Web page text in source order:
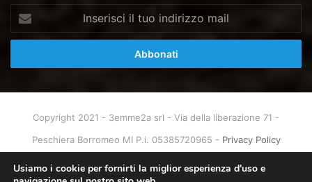
tuo
mail
Copyright 2021 - 3emme2a srl - Via della liberazione 71 -
Peschiera Borromeo MI P.i. 05385720965 - Privacy Policy
Usiamo i cookie per fornirti la miglior esperienza d'uso e